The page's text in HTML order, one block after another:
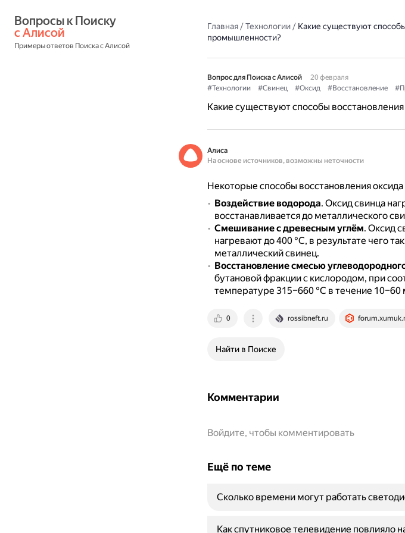
с Алисой
Примеры ответов Поиска с Алисой
Главная/Технологии/ Какие существуют
промышленности?
Вопрос для Поиска с Алисой
20 февраля
#Технологии
#Свинец #Оксид #Восстановление
Какие существуют способы
Алиса
На основе источников, возможны неточности
Некоторые способы восстановления
Воздействие водорода. Оксид свинца
восстанавливается до металлического
Смешивание с древесным углём. Оксид
нагревают до 400 °С, в результате чего
металлический свинец.
Восстановление смесью
бутановой фракции с кислородом, при
температуре 315–660 °С в течение 10–60
0 rossibneft.ru
Найти в Поиске
Комментарии
Войдите, чтобы комментировать
Ещё по теме
Сколько времени могут работать
Как спутниковое телевидение повлияло